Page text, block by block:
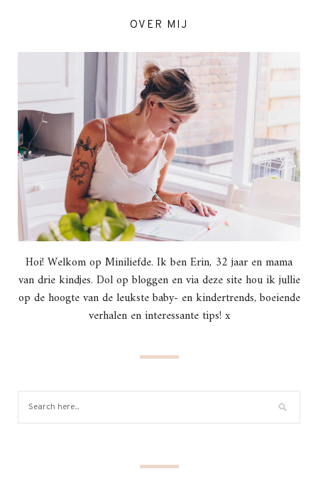
OVER MIJ
Hoi! Welkom op Miniliefde. Ik ben Erin, 32 jaar en mama
van drie kindjes. Dol op bloggen en via deze site hou ik jullie
op de hoogte van de leukste baby- en kindertrends, boeiende
verhalen en interessante tips! x